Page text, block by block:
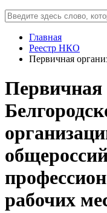
Главная
Реестр НКО
Первичная
Первичная
рабочих